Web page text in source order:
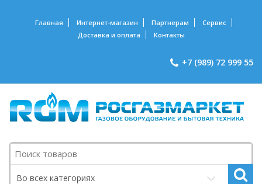
Главная Интернет-магазин Партнерам
Сервис
Доставка и оплата
Контакты
+7 (989) 72 999 55
Поиск
Во всех категориях